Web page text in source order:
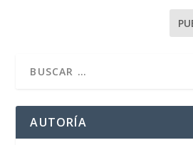
AUTORÍA